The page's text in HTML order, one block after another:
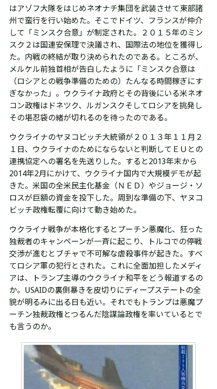
はアゾフ大隊をはじめネオナチ集団を武装させて東部諸
州で蛮行を行い始めた。そこでドイツ、フランスが仲介
して
「ミンスク合意」が制定された。
２０１５年のミン
スク２は国連安保理で決議され、
国際法の地位を獲得し
た。 内戦の終結が取り決められたのである。ところが、
メルケル前独首相が告白したように「ミンスク合意は
（ロシアとの戦争準備のための）たんなる時間稼ぎにす
ぎなかった」。ウクライナ政府とその背後にいる米ネオ
コン政権はドネツク、ルガンスクそしてロシアを挑発し
その堪忍袋の緒が切れるのを待ったのである。
ウクライナのヤヌコビッチ大統領が２０１３年１１月２
１日、
ウクライナのためにならないと判断して ＥＵとの
連携協定への署名を先送りした。すると 2013年末から
2014年2月にかけて、ウクライナ国内で大規模デモが起
きた。 米国の全米民主化基金 （ ＮＥＤ ）やジョージ・ソ
ロスが巨額の資金を投下した。 周到な準備の下、ヤヌコ
ビッチ政権転覆に向けて動き始めた。
ウクライナ戦争が本格化するとプーチン悪魔化、狂った
独裁者のキャンペーンが一斉に起こり、トルコでの停戦
交渉が進むとブチャで不可解な虐殺事件が起きた。すべ
てロシア軍の犯行とされた。これに全面加担したメディ
アは、トランプ主導のウクライナ和平をどう報道するの
か。USAIDの裏側暴きを皮切りにディープステートの全
貌が明るみに出る日も近い。それでもトランプは悪魔プ
ーチン独裁政権とつるんだ陰謀論政権を率いているとで
も言うのか。